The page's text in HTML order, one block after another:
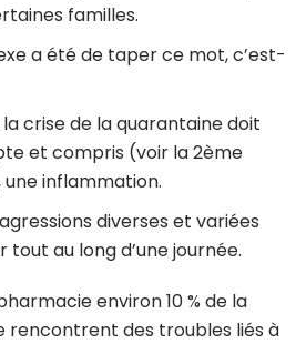
familles.
a été de taper ce mot, c’est-
crise de la quarantaine doit
et compris (voir la 2ème
inflammation.
diverses et variées
tout au long d’une journée.
environ 10 % de la
rencontrent des troubles liés à